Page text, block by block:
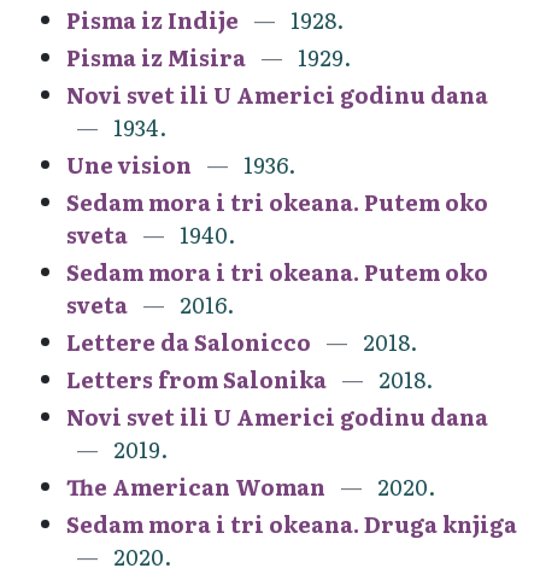
Pisma iz Indije
1928.
Pisma iz Misira
1929.
Novi svet ili U Americi godinu dana
1934.
Une vision
1936.
Sedam mora i tri okeana. Putem oko
sveta
1940.
Sedam mora i tri okeana. Putem oko
sveta
2016.
Lettere da Salonicco
2018.
Letters from Salonika
2018.
Novi svet ili U Americi godinu dana
2019.
The American Woman
2020.
Sedam mora i tri okeana. Druga knjiga
2020.